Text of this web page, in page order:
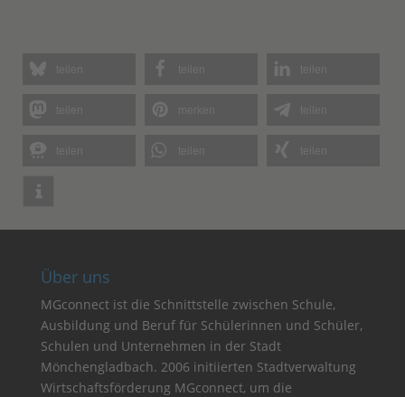
teilen teilen teilen
teilen teilen
teilen teilen teilen
Über uns
MGconnect ist die Schnittstelle zwischen Schule,
Ausbildung und Beruf für Schülerinnen und Schüler,
Schulen und Unternehmen in der Stadt
Mönchengladbach. 2006 initiierten Stadtverwaltung
Wirtschaftsförderung MGconnect, um die